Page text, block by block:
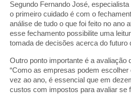
Segundo Fernando José, especialista
o primeiro cuidado é com o
análise de tudo o que foi feito no ano
esse fechamento possibilite uma
tomada de decisões acerca do futuro
Outro ponto importante é a avaliação
“Como as empresas podem
vez ao ano, é essencial que em
custos com impostos para avaliar se